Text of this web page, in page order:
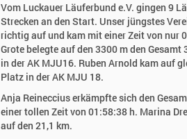
Vom Luckauer Läuferbund e.V. gingen 9
Strecken an den Start. Unser jüngstes
richtig auf und kam mit einer Zeit von nur
Grote belegte auf den 3300 m den
in der AK MJU16. Ruben Arnold kam auf
Platz in der AK MJU 18.
Anja Reineccius erkämpfte sich den
einer tollen Zeit von 01:58:38 h. Marina
auf den 21,1 km.